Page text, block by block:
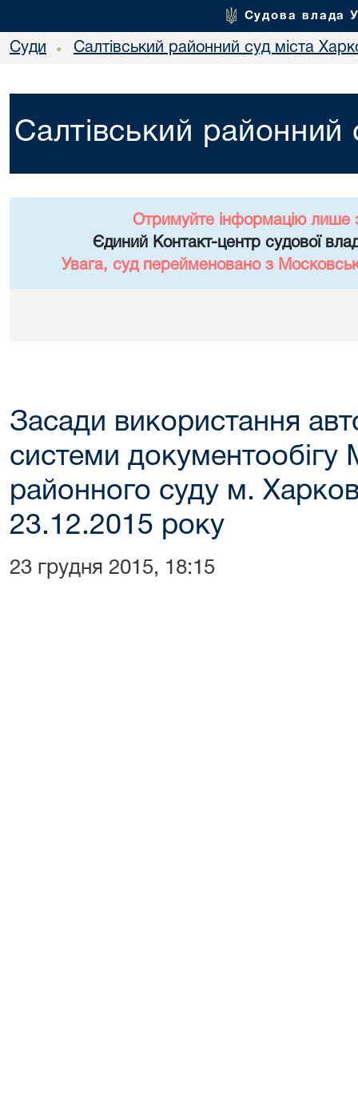
Судова влада
Суди • Салтівський районний суд міста
Салтівський районний
Отримуйте інформацію лише
Єдиний Контакт-центр судової
Увага, суд перейменовано з
Засади використання
системи документообігу
районного суду м.
23.12.2015 року
23 грудня 2015, 18:15